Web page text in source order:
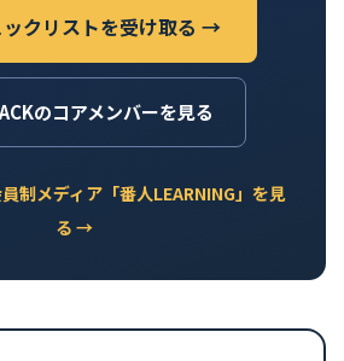
クリストを受け取る →
のコアメンバーを見る
制メディア「番人LEARNING」を見
る →